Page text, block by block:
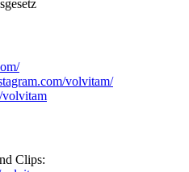
volvitam/
volvitam
Clips: